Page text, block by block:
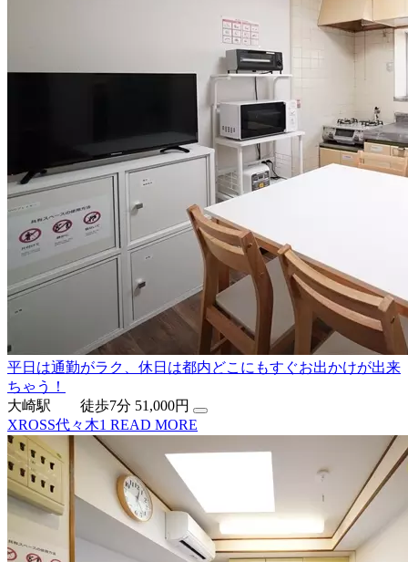
平日は通勤がラク、休日は都内どこにもすぐお出かけが出来
ちゃう！
大崎駅 徒歩7分 51,000円
XROSS代々木1 READ MORE